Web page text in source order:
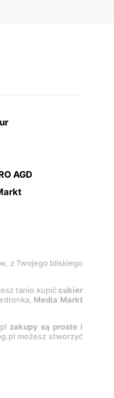
AGD
z Twojego bliskiego
tanio kupićcukier
Media Markt
zakupy są proste i
możesz stworzyć